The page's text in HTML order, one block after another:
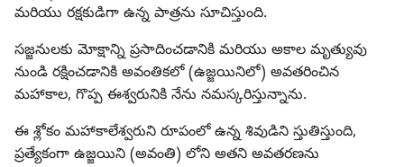
మరియు రక్షకుడిగా ఉన్న పాత్రను సూచిస్తుంది.
సజ్జనులకు మోక్షాన్ని ప్రసాదించడానికి మరియు అకాల మృత్యువు
నుండి రక్షించడానికి అవంతికలో (ఉజ్జయినిలో) అవతరించిన
మహాకాల, గొప్ప ఈశ్వరునికి నేను నమస్కరిస్తున్నాను.
ఈ శ్లోకం మహాకాలేశ్వరుని రూపంలో ఉన్న శివుడిని స్తుతిస్తుంది,
ప్రత్యేకంగా ఉజ్జయిని (అవంతి) లోని అతని అవతరణను